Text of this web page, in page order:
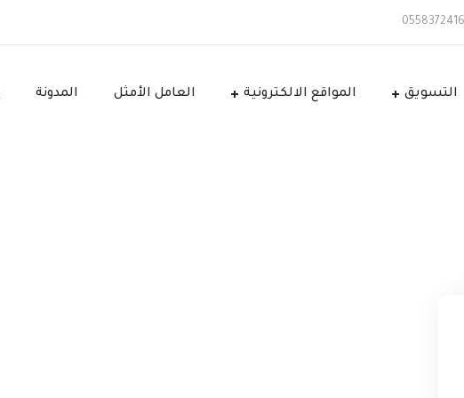
التسويق المواقع الالكترونية العامل الأمثل المدونة